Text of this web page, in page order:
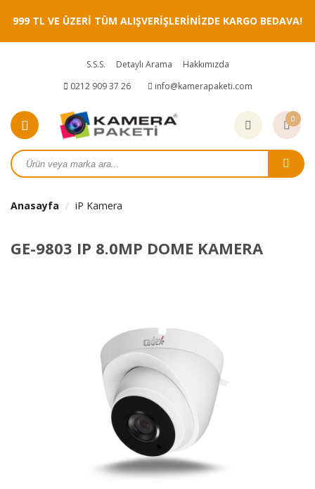
999 TL VE ÜZERİ TÜM ALIŞVERİŞLERİNİZDE KARGO BEDAVA!
S.S.S. Detaylı Arama
Hakkımızda
0212 909 37 26
info@kamerapaketi.com
0
Anasayfa iP Kamera
GE-9803 IP 8.0MP DOME KAMERA